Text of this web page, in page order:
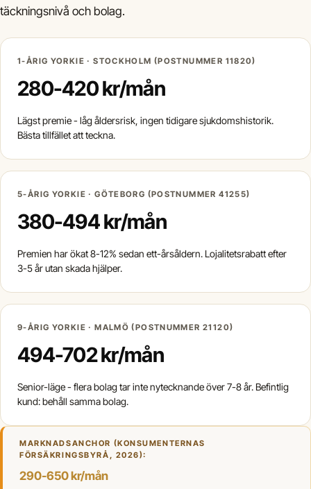
täckningsnivå och bolag.
1-ÅRIG YORKIE · STOCKHOLM (POSTNUMMER 11820)
280-420 kr/mån
Lägst premie - låg åldersrisk, ingen tidigare sjukdomshistorik.
Bästa tillfället att teckna.
5-ÅRIG YORKIE · GÖTEBORG (POSTNUMMER 41255)
380-494 kr/mån
Premien har ökat 8-12% sedan ett-årsåldern. Lojalitetsrabatt efter
3-5 år utan skada hjälper.
9-ÅRIG YORKIE · MALMÖ (POSTNUMMER 21120)
494-702 kr/mån
Senior-läge - flera bolag tar inte nytecknande över 7-8 år. Befintlig
kund: behåll samma bolag.
MARKNADSANCHOR (KONSUMENTERNAS
FÖRSÄKRINGSBYRÅ, 2026):
290-650 kr/mån